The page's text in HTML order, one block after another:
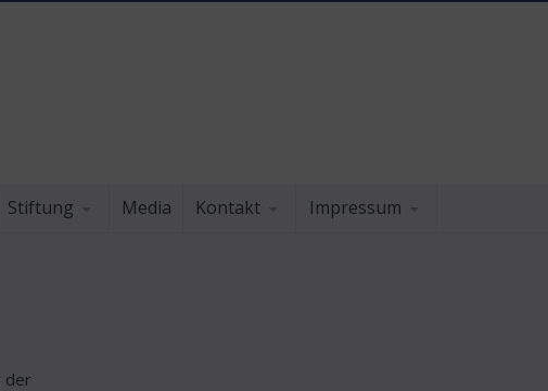
Stiftung Media Kontakt Impressum
der